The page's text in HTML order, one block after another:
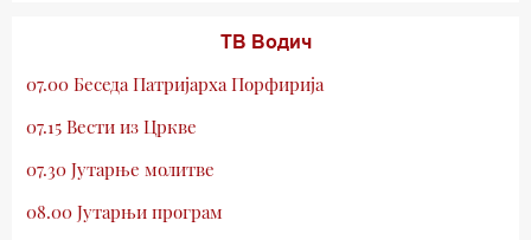
ТВ Водич
07.00 Беседа Патријарха Порфирија
07.15 Вести из Цркве
07.30 Јутарње молитве
08.00 Јутарњи програм